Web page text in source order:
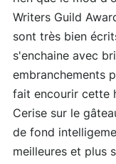
Writers Guild
sont très bien
s'enchaine avec
embranchements
fait encourir cette
Cerise sur le
de fond
meilleures et plus